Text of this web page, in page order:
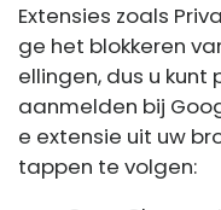
Extensies zoals
ge het blokkeren
ellingen, dus u
aanmelden bij
e extensie uit uw
tappen te volgen: